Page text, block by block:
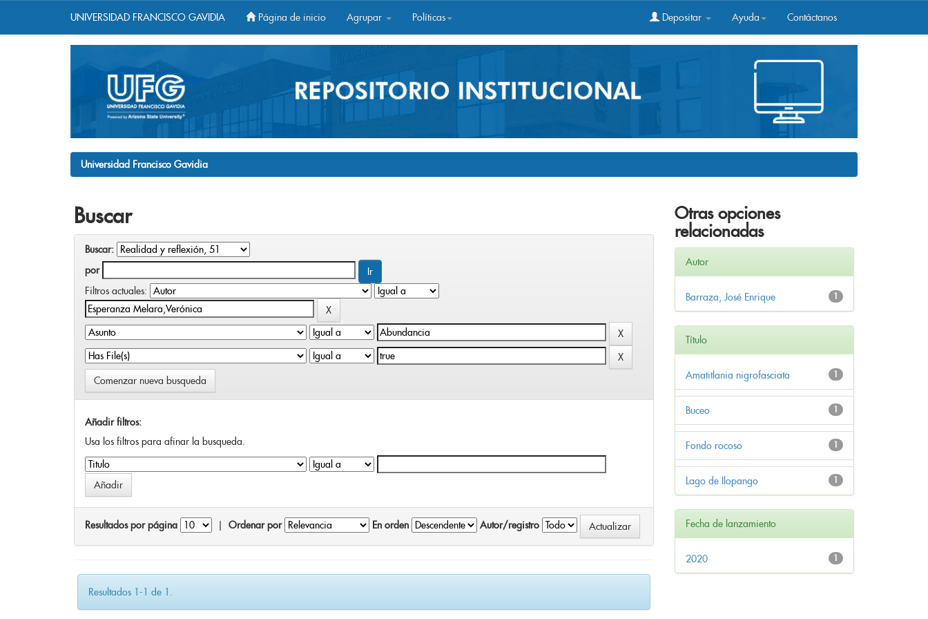
UNIVERSIDAD FRANCISCO GAVIDIA Página de inicio Agrupar Políticas Depositar Ayuda Contáctanos
Universidad Francisco Gavidia
Buscar
Buscar:
por
Filtros actuales:
Comenzar nueva busqueda
Añadir filtros:
Usa los filtros para afinar la busqueda.
Resultados por página Ordenar por En orden Autor/registro
Resultados 1-1 de 1.
Otras opciones
relacionadas
Autor
1
Barraza, José Enrique
Título
1
Amatitlania nigrofasciata
1
Buceo
1
Fondo rocoso
1
Lago de Ilopango
Fecha de lanzamiento
1
2020